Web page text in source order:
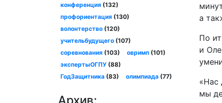
а
По
и
«Нас
мы
конференция(132)
профориентация(130)
волонтерство(120)
учительбудущего(107)
соревнования(103) овримп (101)
экспертыОГПУ(88)
ГодЗащитника(83) олимпиада (77)